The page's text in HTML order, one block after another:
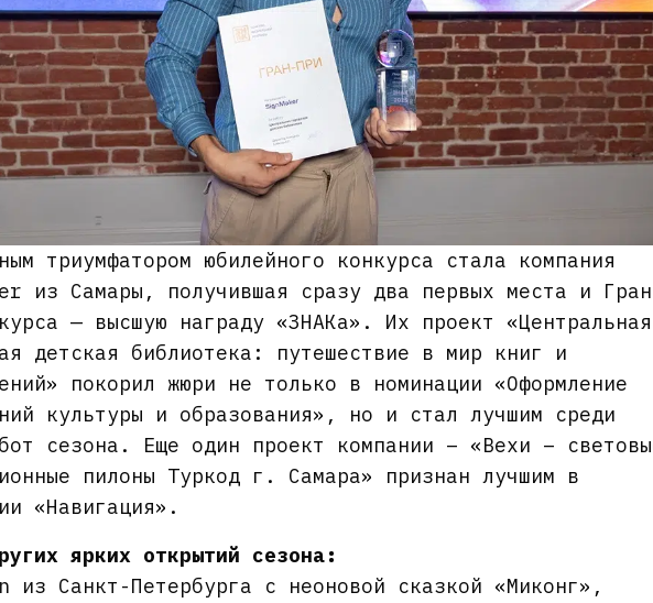
триумфатором юбилейного конкурса стала компания
из Самары, получившая сразу два первых места и
— высшую награду «ЗНАКа». Их проект «Центральная
детская библиотека: путешествие в мир книг и
покорил жюри не только в номинации «Оформление
культуры и образования», но и стал лучшим среди
сезона. Еще один проект компании – «Вехи –
пилоны Туркод г. Самара» признан лучшим в
«Навигация».
ярких открытий сезона:
из Санкт-Петербурга с неоновой сказкой «Миконг»,